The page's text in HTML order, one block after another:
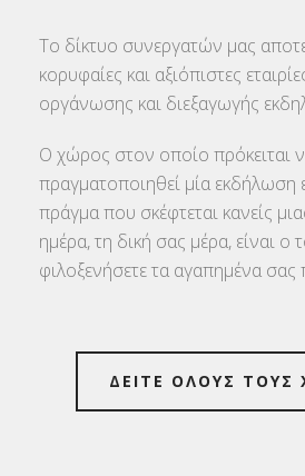
Το δίκτυο συνεργατών μας
κορυφαίες και αξιόπιστες
οργάνωσης και διεξαγωγής
Ο χώρος στον οποίο πρόκειται
πραγματοποιηθεί μία εκδήλωση
πράγμα που σκέφτεται κανείς
ημέρα, τη δική σας μέρα, είναι
φιλοξενήσετε τα αγαπημένα
ΔΕΙΤΕ ΟΛΟΥΣ ΤΟΥΣ